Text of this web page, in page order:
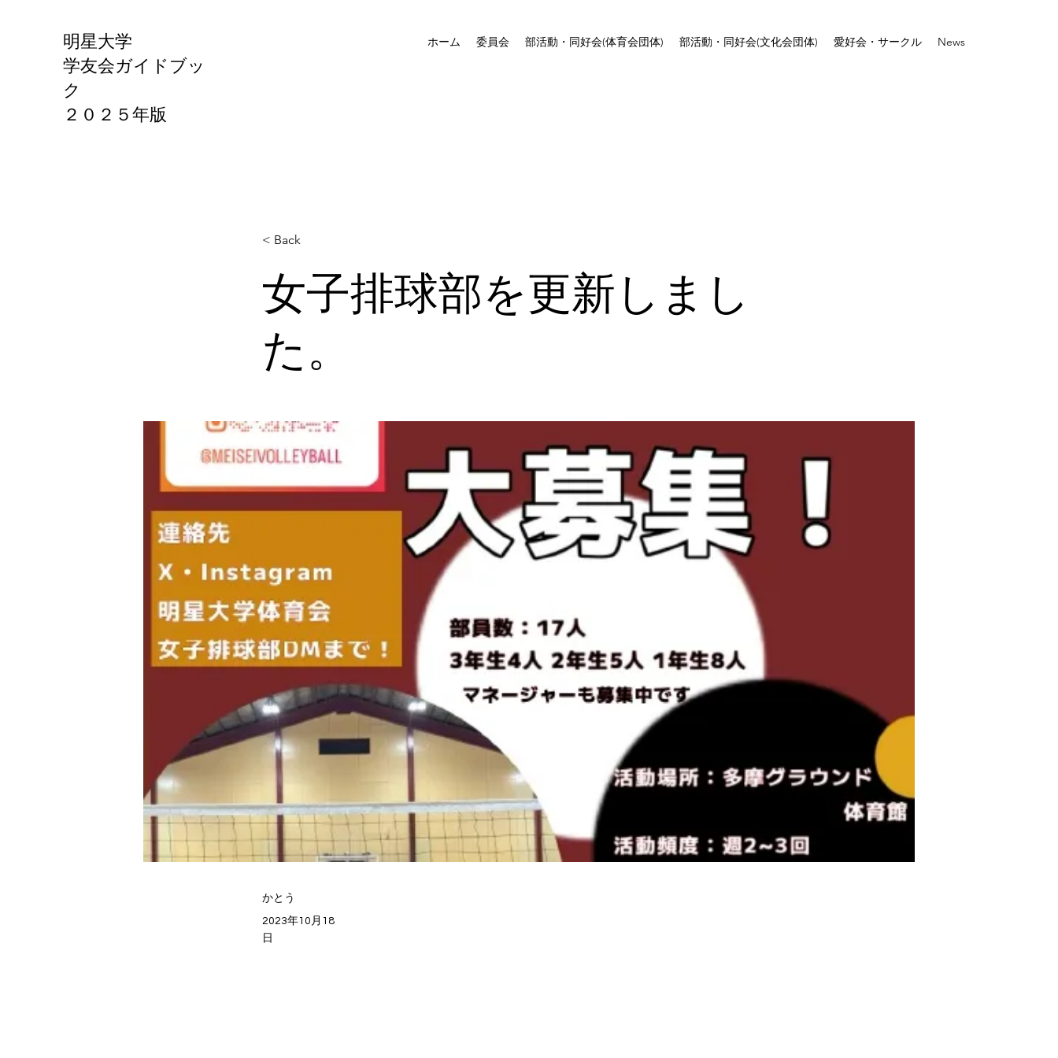
明星大学
学友会ガイドブッ
ク
​２０２５年版
ホーム 委員会 部活動・同好会(体育会団体) 部活動・同好会(文化会団体) 愛好会・サークル News
< Back
女子排球部を更新しまし
た。
かとう
2023年10月18
日